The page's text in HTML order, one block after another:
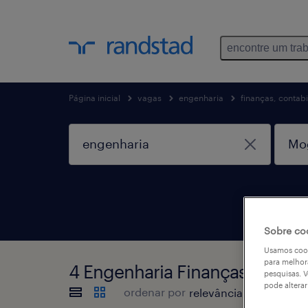
encontre um
Página inicial vagas engenharia finanças,
4 Engenharia Finanças,
ordenar por
Sobre
Usamos
para
pesquisas.
pode